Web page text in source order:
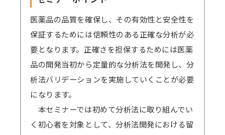
が、これらのアプリは閉じた状態にてZoomに
ご参加ください。
→音声が聞こえない場合の対処例
Zoomアプリのインストール、Zoomへの
サインアップをせずブラウザからの参加も可能
です。
参加方法はこちら
→一部のブラウザは音声が聞こえないなどの不
ます。
原則、遅くとも開催4営業日後までに録画動
画の配信を開始します（一部、編集加工しま
す）。
視聴期間はセミナー開催日から4営業日後を
起点に1週間となります。
ex）2/6（月）開催 セミナー → 2/10（金）ま
でに配信開始 → 2/17（金）まで視聴可能
医薬品の品質を確保し、その有効性と安全性を
保証するためには信頼性のある正確な分析が必
要となります。正確さを担保するためには医薬
品の開発当初から定量的な分析法を開発し、分
析法バリデーションを実施していくことが必要
になります。
本セミナーでは初めて分析法に取り組んでい
く初心者を対象として、分析法開発における留